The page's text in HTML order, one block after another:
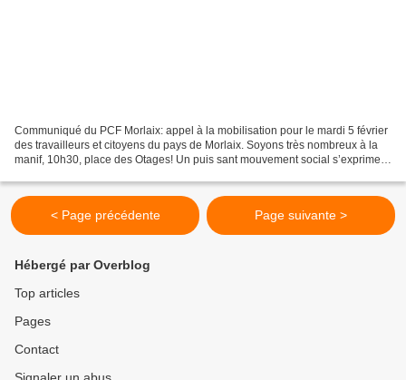
Communiqué du PCF Morlaix: appel à la mobilisation pour le mardi 5 février
des travailleurs et citoyens du pays de Morlaix. Soyons très nombreux à la
manif, 10h30, place des Otages! Un puis sant mouvement social s’exprime
< Page précédente Page suivante >
Hébergé par Overblog
Top articles
Pages
Contact